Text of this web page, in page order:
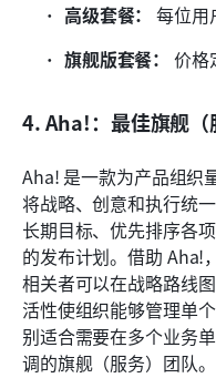
高级套餐： 每位用
旗舰版套餐： 价格
4. Aha!：最佳旗舰（
Aha! 是一款为产品组织
将战略、创意和执行统
长期目标、优先排序各
的发布计划。借助 Aha!
相关者可以在战略路线
活性使组织能够管理单
别适合需要在多个业务
调的旗舰（服务）团队。